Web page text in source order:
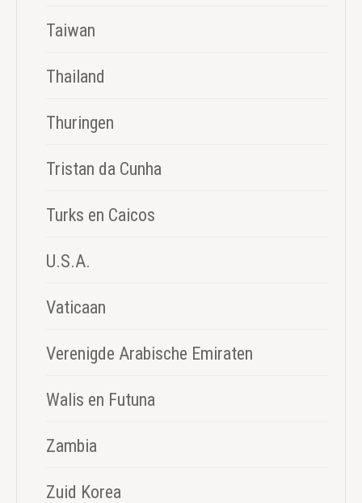
Taiwan
Thailand
Thuringen
Tristan da Cunha
Turks en Caicos
U.S.A.
Vaticaan
Verenigde Arabische Emiraten
Walis en Futuna
Zambia
Zuid Korea